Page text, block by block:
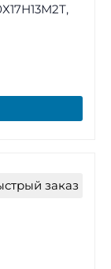
заказ